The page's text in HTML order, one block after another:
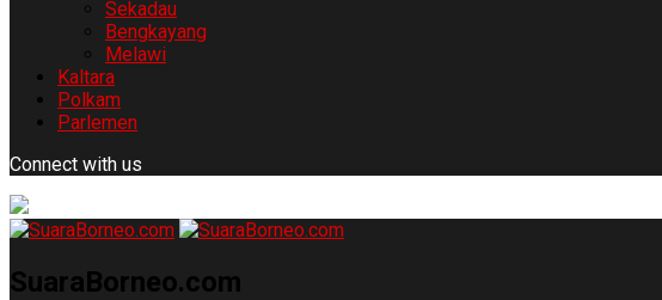
Sekadau
Bengkayang
Melawi
Kaltara
Polkam
Parlemen
Connect with us
SuaraBorneo.com